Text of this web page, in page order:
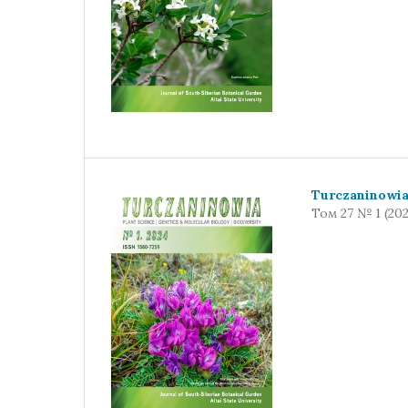
Turczaninowia
Том 27 № 1